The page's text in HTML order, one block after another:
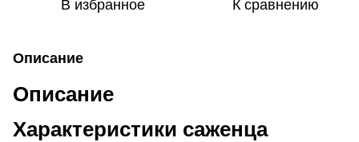
В избранное К сравнению
Описание
Описание
Характеристики саженца